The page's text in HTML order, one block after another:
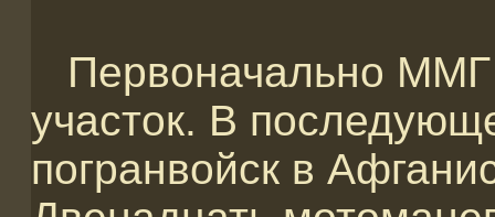
Первоначально
участок. В
погранвойск в